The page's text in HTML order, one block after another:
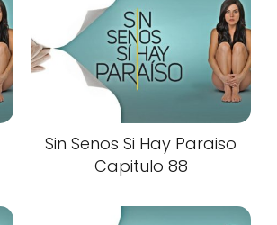
Sin Senos Si Hay Paraiso
Capitulo 88